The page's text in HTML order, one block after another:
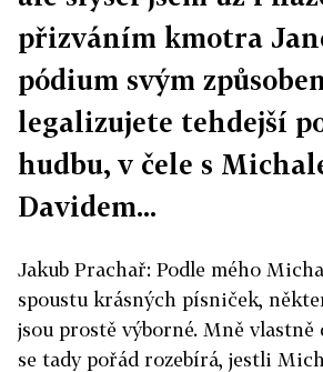
přizváním kmotra
pódium svým
legalizujete tehdejší
hudbu, v čele s
Davidem...
Jakub Prachař: Podle mého
spoustu krásných písniček,
jsou prostě výborné. Mně vlastně
se tady pořád rozebírá, jestli